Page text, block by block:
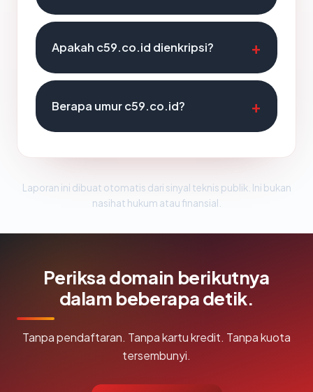
Apakah c59.co.id dienkripsi?
Berapa umur c59.co.id?
Laporan ini dibuat otomatis dari sinyal teknis publik. Ini bukan
nasihat hukum atau finansial.
Periksa domain berikutnya
dalam beberapa detik.
Tanpa pendaftaran. Tanpa kartu kredit. Tanpa kuota
tersembunyi.